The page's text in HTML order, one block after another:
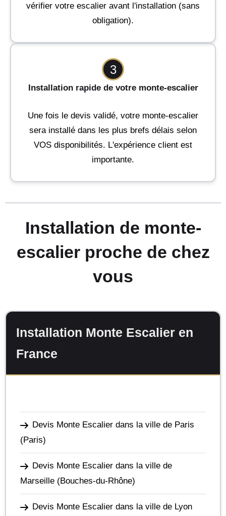
vérifier votre escalier avant l'installation (sans
obligation).
3
Installation rapide de votre monte-escalier
Une fois le devis validé, votre monte-escalier
sera installé dans les plus brefs délais selon
VOS disponibilités. L'expérience client est
importante.
Installation de monte-
escalier proche de chez
vous
Installation Monte Escalier en
France
Devis Monte Escalier dans la ville de Paris
(Paris)
Devis Monte Escalier dans la ville de
Marseille (Bouches-du-Rhône)
Devis Monte Escalier dans la ville de Lyon